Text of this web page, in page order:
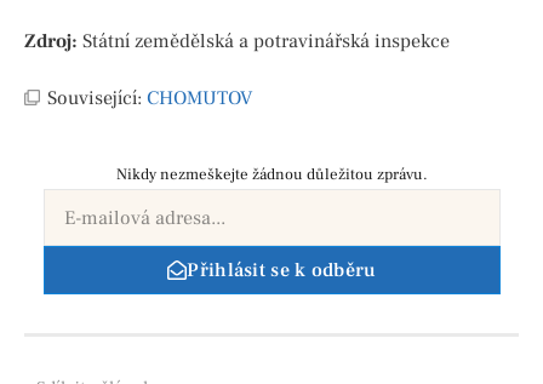
Zdroj: Státní zemědělská a potravinářská inspekce
Související: CHOMUTOV
Nikdy nezmeškejte žádnou důležitou zprávu.
Přihlásit se k odběru